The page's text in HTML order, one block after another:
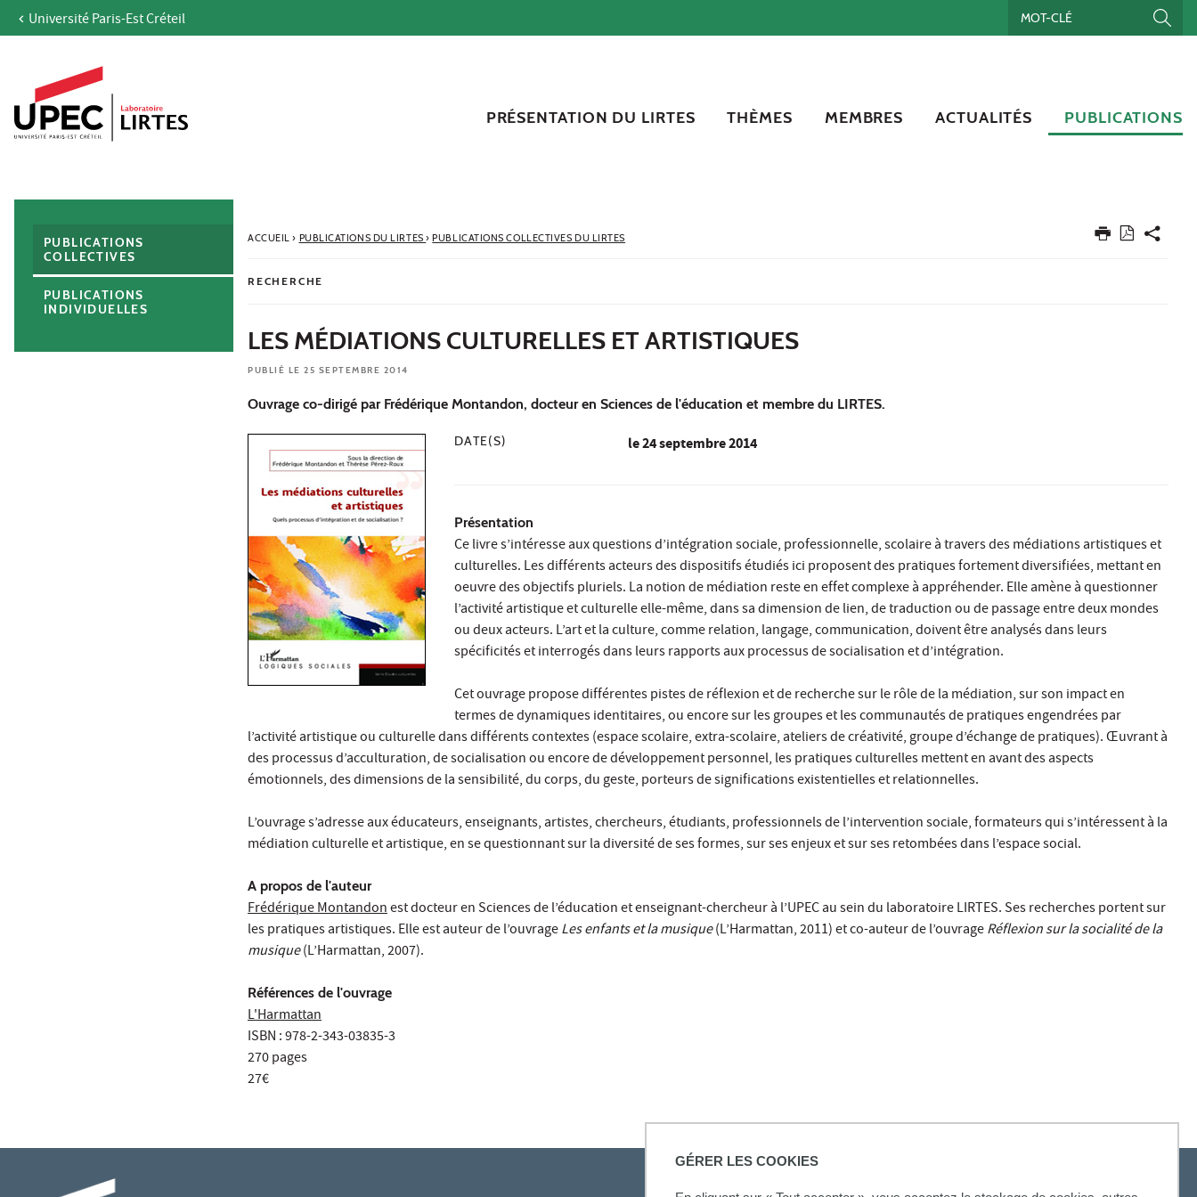
GÉRER LES COOKIES
Aller au contenu
Accès directs
Recherche
Navigation secondaire
Université Paris-Est Créteil
PRÉSENTATION DU LIRTES THÈMES MEMBRES ACTUALITÉS PUBLICATIONS
ACCUEIL› PUBLICATIONS DU LIRTES› PUBLICATIONS COLLECTIVES DU LIRTES
RECHERCHE
LES MÉDIATIONS CULTURELLES ET ARTISTIQUES
PUBLIÉ LE 25 SEPTEMBRE 2014
Ouvrage co-dirigé par Frédérique Montandon, docteur en Sciences de l'éducation et membre du LIRTES.
DATE(S) le24 septembre 2014
Présentation
Ce livre s’intéresse aux questions d’intégration sociale, professionnelle, scolaire à travers des médiations artistiques et
culturelles. Les différents acteurs des dispositifs étudiés ici proposent des pratiques fortement diversifiées, mettant en
oeuvre des objectifs pluriels. La notion de médiation reste en effet complexe à appréhender. Elle amène à questionner
l’activité artistique et culturelle elle-même, dans sa dimension de lien, de traduction ou de passage entre deux mondes
ou deux acteurs. L’art et la culture, comme relation, langage, communication, doivent être analysés dans leurs
spécificités et interrogés dans leurs rapports aux processus de socialisation et d’intégration.
Cet ouvrage propose différentes pistes de réflexion et de recherche sur le rôle de la médiation, sur son impact en
termes de dynamiques identitaires, ou encore sur les groupes et les communautés de pratiques engendrées par
l’activité artistique ou culturelle dans différents contextes (espace scolaire, extra-scolaire, ateliers de créativité, groupe d’échange de pratiques). Œuvrant à
des processus d’acculturation, de socialisation ou encore de développement personnel, les pratiques culturelles mettent en avant des aspects
émotionnels, des dimensions de la sensibilité, du corps, du geste, porteurs de significations existentielles et relationnelles.
L’ouvrage s’adresse aux éducateurs, enseignants, artistes, chercheurs, étudiants, professionnels de l’intervention sociale, formateurs qui s’intéressent à la
médiation culturelle et artistique, en se questionnant sur la diversité de ses formes, sur ses enjeux et sur ses retombées dans l’espace social.
A propos de l'auteur
Frédérique Montandonest docteur en Sciences de l’éducation et enseignant-chercheur à l’UPEC au sein du laboratoire LIRTES. Ses recherches portent sur
les pratiques artistiques. Elle est auteur de l’ouvrageLes enfants et la musique(L’Harmattan, 2011) et co-auteur de l’ouvrageRéflexion sur la socialité de la
musique(L’Harmattan, 2007).
Références de l'ouvrage
L'Harmattan
ISBN : 978-2-343-03835-3
270 pages
27€
PUBLICATIONS
COLLECTIVES
PUBLICATIONS
INDIVIDUELLES